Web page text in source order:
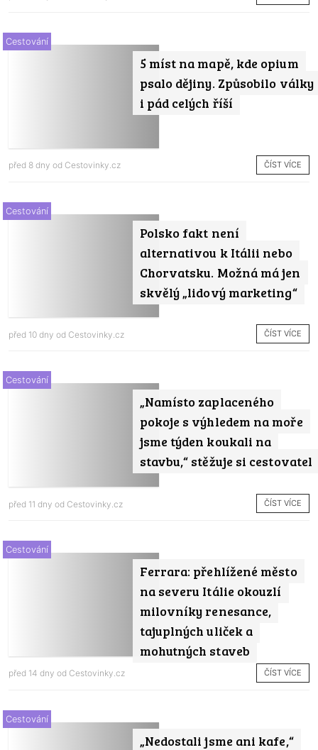
5 míst na mapě, kde opium
psalo dějiny. Způsobilo války
i pád celých říší
Cestování
před 8 dny od Cestovinky.cz ČÍST VÍCE
Polsko fakt není
alternativou k Itálii nebo
Chorvatsku. Možná má jen
skvělý „lidový marketing“
Cestování
před 10 dny od Cestovinky.cz ČÍST VÍCE
„Namísto zaplaceného
pokoje s výhledem na moře
jsme týden koukali na
stavbu,“ stěžuje si cestovatel
Cestování
před 11 dny od Cestovinky.cz ČÍST VÍCE
Ferrara: přehlížené město
na severu Itálie okouzlí
milovníky renesance,
tajuplných uliček a
mohutných staveb
Cestování
před 14 dny od Cestovinky.cz ČÍST VÍCE
„Nedostali jsme ani kafe,“
Cestování